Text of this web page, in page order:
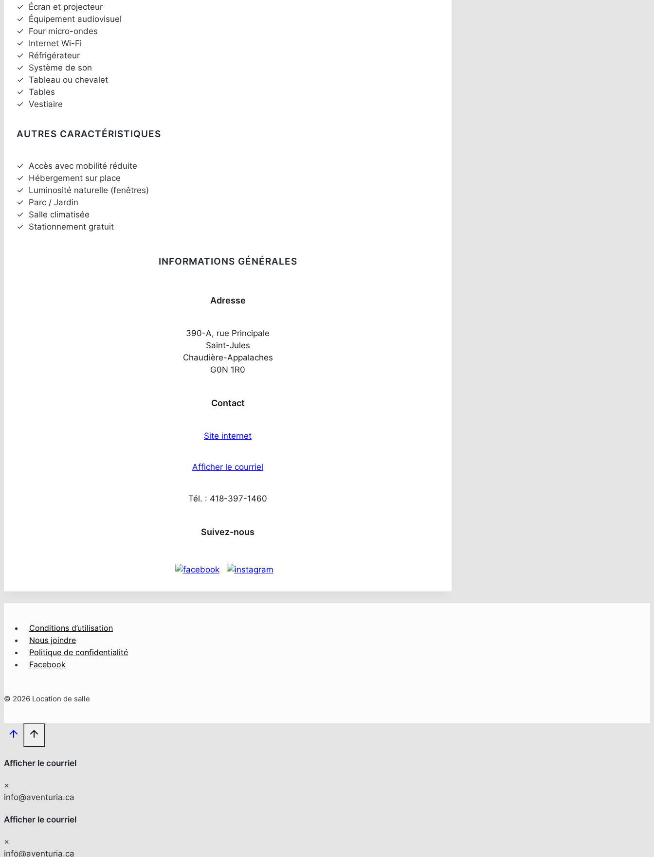
✓ Écran et projecteur
✓ Équipement audiovisuel
✓ Four micro-ondes
✓ Internet Wi-Fi
✓ Réfrigérateur
✓ Système de son
✓ Tableau ou chevalet
✓ Tables
✓ Vestiaire
AUTRES CARACTÉRISTIQUES
✓ Accès avec mobilité réduite
✓ Hébergement sur place
✓ Luminosité naturelle (fenêtres)
✓ Parc / Jardin
✓ Salle climatisée
✓ Stationnement gratuit
INFORMATIONS GÉNÉRALES
Adresse
390-A, rue Principale
Saint-Jules
Chaudière-Appalaches
G0N 1R0
Contact
Site internet
Afficher le courriel
Tél. : 418-397-1460
Suivez-nous
Conditions d’utilisation
Nous joindre
Politique de confidentialité
Facebook
© 2026 Location de salle
Afficher le courriel
×
info@aventuria.ca
Afficher le courriel
×
info@aventuria.ca